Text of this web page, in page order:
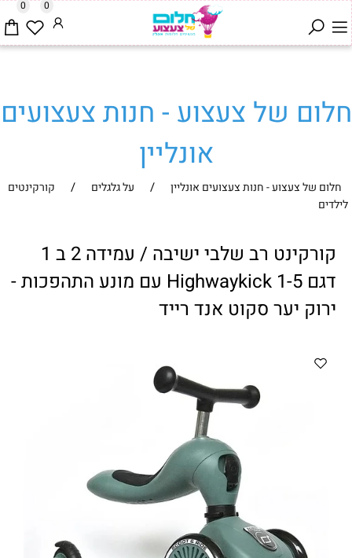
0 0
חלום של צעצוע - חנות צעצועים
אונליין
חלום של צעצוע - חנות צעצועים אונליין / על גלגלים /
קורקינטים
לילדים
קורקינט רב שלבי ישיבה / עמידה 2 ב 1
דגם Highwaykick 1-5 עם מונע התהפכות -
ירוק יער סקוט אנד רייד